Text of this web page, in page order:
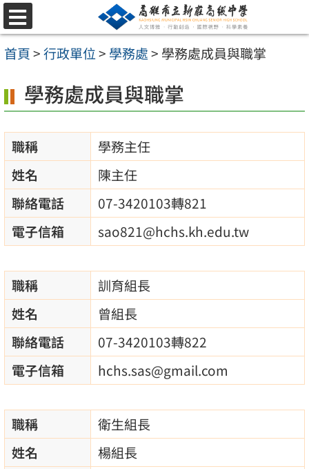
跳
至
主
內
容
區
選
單
首頁>行政單位> 學務處> 學務處成員與職掌
學務處成員與職掌
職稱
學務主任
姓名
陳主任
聯絡電話
07-3420103轉821
電子信箱
sao821@hchs.kh.edu.tw
職稱
訓育組長
姓名
曾組長
聯絡電話
07-3420103轉822
電子信箱
hchs.sas@gmail.com
職稱
衛生組長
姓名
楊組長